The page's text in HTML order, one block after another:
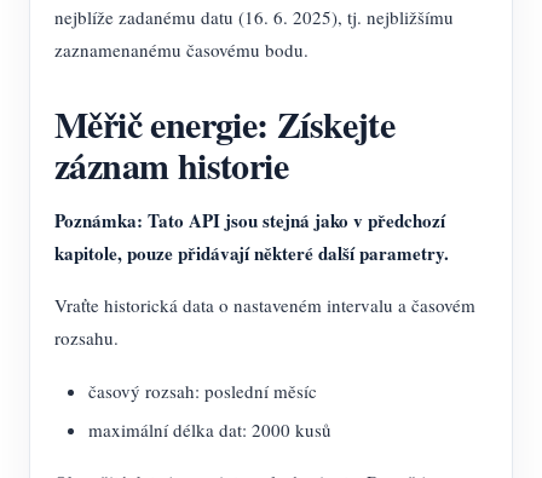
nejblíže zadanému datu (16. 6. 2025), tj. nejbližšímu
zaznamenanému časovému bodu.
Měřič energie: Získejte
záznam historie
Poznámka: Tato API jsou stejná jako v předchozí
kapitole, pouze přidávají některé další parametry.
Vraťte historická data o nastaveném intervalu a časovém
rozsahu.
časový rozsah: poslední měsíc
maximální délka dat: 2000 kusů